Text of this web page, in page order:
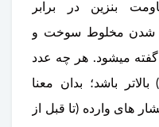
بنزین در برابر
شدن مخلوط سوخت و
گفته میشود. هر چه عدد
اکتان بنزین (Octane Number) بالاتر باشد؛ بدان معنا
های وارده (تا قبل از